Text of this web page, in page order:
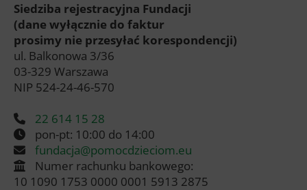
Siedziba rejestracyjna Fundacji
(dane wyłącznie do faktur
prosimy nie przesyłać korespondencji)
ul. Balkonowa 3/36
03-329 Warszawa
NIP 524-24-46-570
22 614 15 28
pon-pt: 10:00 do 14:00
fundacja@pomocdzieciom.eu
Numer rachunku bankowego:
10 1090 1753 0000 0001 5913 2875